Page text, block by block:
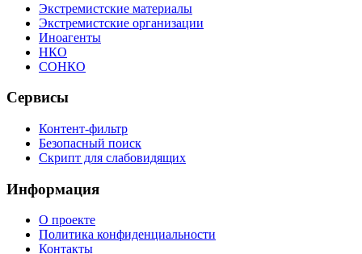
Экстремистские материалы
Экстремистские организации
Иноагенты
НКО
СОНКО
Сервисы
Контент-фильтр
Безопасный поиск
Скрипт для слабовидящих
Информация
О проекте
Политика конфиденциальности
Контакты